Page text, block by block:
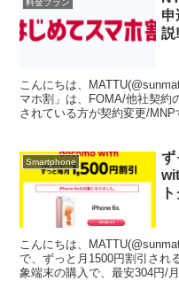
料金プラン
申
説
こんにちは、
マホ割」は、FOMA/他社契約
されている方が契約変更/
Smartphone
ず
こんにちは、
で、ずっと月1500円割引され
象端末の購入で、最安304円/